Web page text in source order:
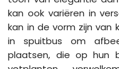
kan ook variëren in
kan in de vorm zijn van
in spuitbus om
plaatsen, die op hun